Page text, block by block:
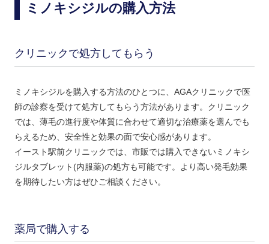
ミノキシジルの購入方法
クリニックで処方してもらう
ミノキシジルを購入する方法のひとつに、AGAクリニックで医
師の診察を受けて処方してもらう方法があります。クリニック
では、薄毛の進行度や体質に合わせて適切な治療薬を選んでも
らえるため、安全性と効果の面で安心感があります。
イースト駅前クリニックでは、市販では購入できないミノキシ
ジルタブレット(内服薬)の処方も可能です。より高い発毛効果
を期待したい方はぜひご相談ください。
薬局で購入する